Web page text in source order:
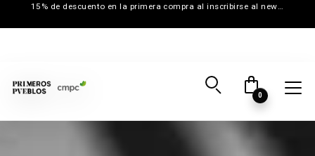
15% de descuento en la primera compra al inscribirse al newsletter
0